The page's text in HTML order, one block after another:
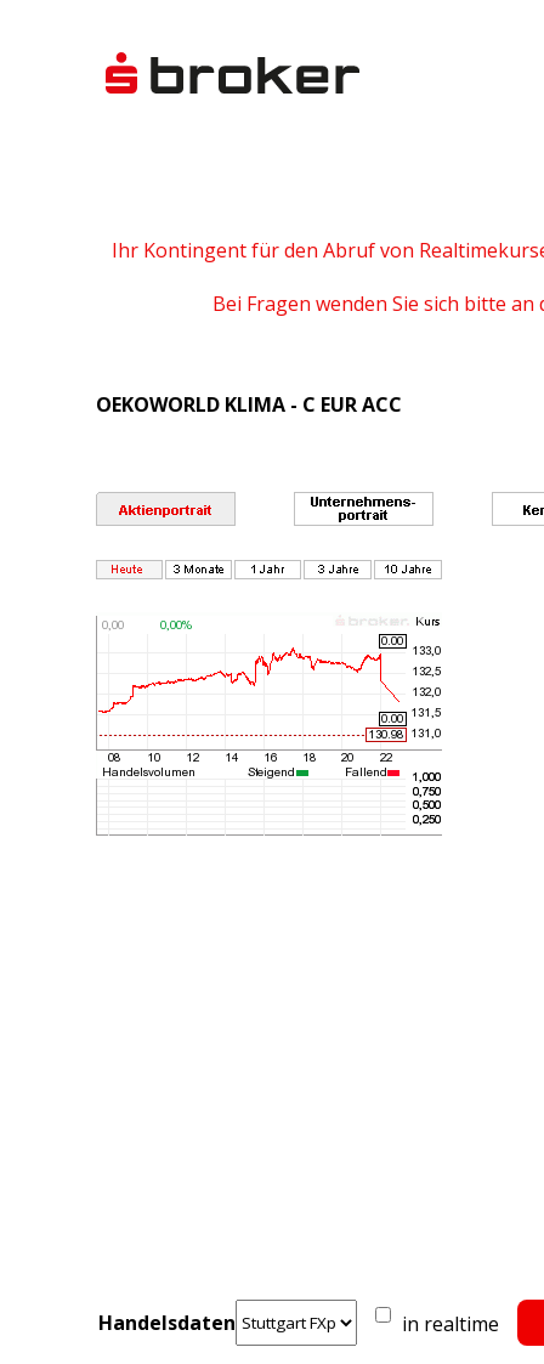
Ihr Kontingent für den Abruf von
Bei Fragen wenden Sie sich bitte
OEKOWORLD KLIMA - C EUR ACC
Handelsdaten in realtime